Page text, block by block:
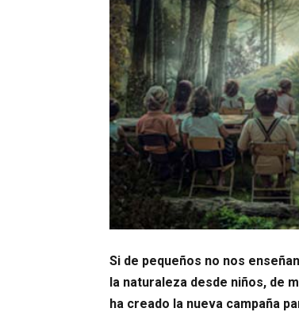
Si de pequeños no nos
la naturaleza desde niños, de
ha creado la nueva campaña